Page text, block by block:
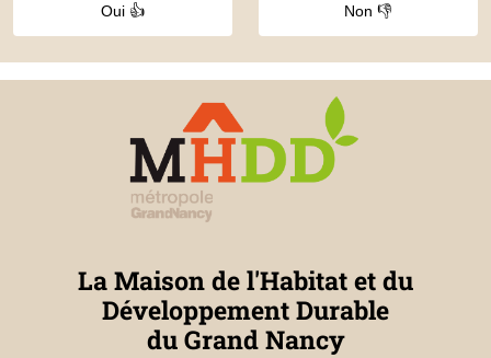
Oui 👍 Non 👎
La Maison de l'Habitat et du
Développement Durable
du Grand Nancy